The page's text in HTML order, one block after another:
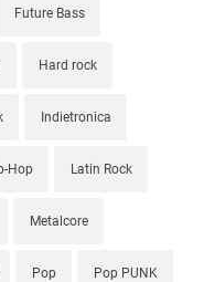
Future Bass
Hard rock
Indietronica
Hop Latin Rock
Metalcore
Pop Pop PUNK